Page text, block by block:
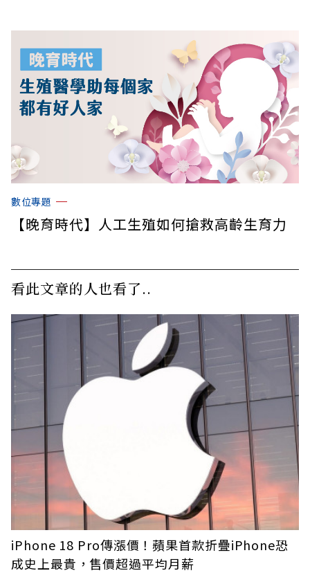
數位專題
【晚育時代】人工生殖如何搶救高齡生育力
看此文章的人也看了..
iPhone 18 Pro傳漲價！蘋果首款折疊iPhone恐
成史上最貴，售價超過平均月薪